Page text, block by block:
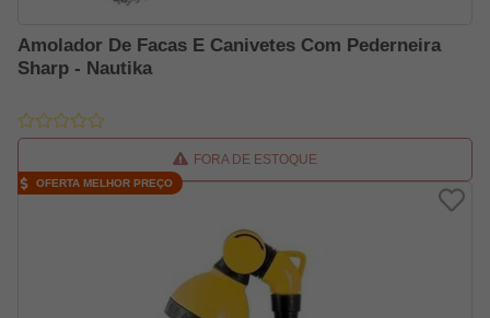
Amolador De Facas E Canivetes Com Pederneira
Sharp - Nautika
FORA DE ESTOQUE
OFERTA MELHOR PREÇO